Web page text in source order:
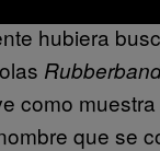
hubiera
como
que se